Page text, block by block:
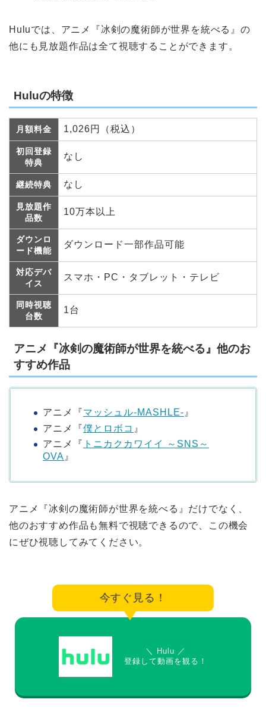
Huluでは、アニメ『冰剣の魔術師が世界を統べる』の
他にも見放題作品は全て視聴することができます。
Huluの特徴
月額料金 1,026円（税込）
初回登録
特典
なし
継続特典 なし
見放題作
品数
10万本以上
ダウンロ
ード機能
ダウンロード一部作品可能
対応デバ
イス
スマホ・PC・タブレット・テレビ
同時視聴
台数
1台
アニメ『冰剣の魔術師が世界を統べる』他のお
すすめ作品
アニメ『マッシュル-MASHLE- 』
アニメ『僕とロボコ 』
アニメ『 トニカクカワイイ ～SNS～
OVA 』
アニメ『冰剣の魔術師が世界を統べる』だけでなく、
他のおすすめ作品も無料で視聴できるので、この機会
にぜひ視聴してみてください。
今すぐ見る！
＼ Hulu ／
登録して動画を観る！